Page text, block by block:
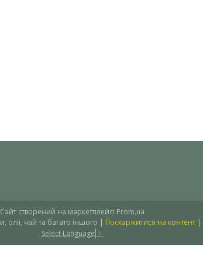
Сайт створений на маркетплейсі Prom.ua
"Рестсервіс Плюс" – спеції, горіхи, сухофрукти, олії, чай та багато іншого | Поскаржитися на контент |
Select Language ▼